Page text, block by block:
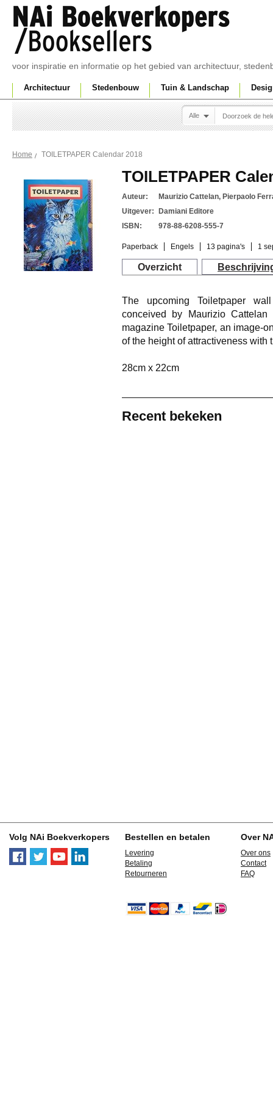
voor inspiratie en informatie op het gebied van architectuur,
Architectuur Stedenbouw Tuin & Landschap
Alle
Home TOILETPAPER Calendar 2018
TOILETPAPER
Auteur:
Maurizio Cattelan, Pierpaolo
Uitgever:
Damiani Editore
ISBN:
978-88-6208-555-7
Paperback Engels 13 pagina's 1
Overzicht
The upcoming Toiletpaper
conceived by Maurizio
magazine Toiletpaper, an image-
of the height of attractiveness with
28cm x 22cm
Recent bekeken
Volg NAi Boekverkopers Bestellen en betalen
Levering
Betaling
Retourneren
Over
Over ons
Contact
FAQ